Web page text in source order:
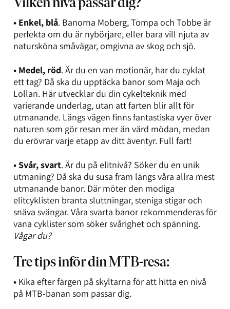
• Enkel, blå. Banorna Moberg, Tompa och Tobbe är
perfekta om du är nybörjare, eller bara vill njuta av
natursköna småvägar, omgivna av skog och sjö.
• Medel, röd. Är du en van motionär, har du cyklat
ett tag? Då ska du upptäcka banor som Maja och
Lollan. Här utvecklar du din cykelteknik med
varierande underlag, utan att farten blir allt för
utmanande. Längs vägen finns fantastiska vyer över
naturen som gör resan mer än värd mödan, medan
du erövrar varje etapp av ditt äventyr. Full fart!
• Svår, svart. Är du på elitnivå? Söker du en unik
utmaning? Då ska du susa fram längs våra allra mest
utmanande banor. Där möter den modiga
elitcyklisten branta sluttningar, steniga stigar och
snäva svängar. Våra svarta banor rekommenderas för
vana cyklister som söker svårighet och spänning.
Vågar du?
Tre tips inför din MTB-resa:
• Kika efter färgen på skyltarna för att hitta en nivå
på MTB-banan som passar dig.